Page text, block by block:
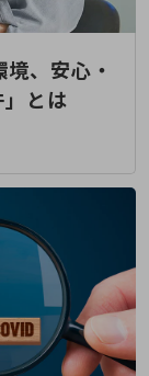
、安心・
とは